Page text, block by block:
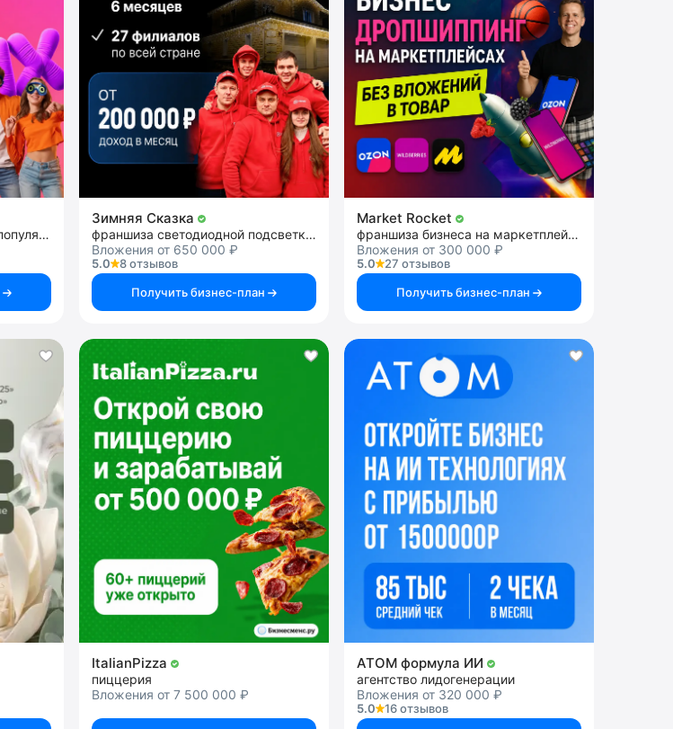
франшиза игры-адаптации популярных ТВ-шоу
Зимняя Сказка
франшиза светодиодной подсветки фасадов
Вложения от 650 000 ₽
5.0
8 отзывов
Получить бизнес-план
Market Rocket
франшиза бизнеса на маркетплейсах
Вложения от 300 000 ₽
5.0
27 отзывов
Получить бизнес-план
ItalianPizza
пиццерия
Вложения от 7 500 000 ₽
АТОМ формула ИИ
агентство лидогенерации
Вложения от 320 000 ₽
5.0
16 отзывов